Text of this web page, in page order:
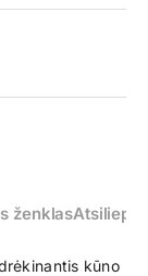
ženklas
kūno